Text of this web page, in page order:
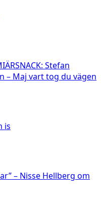
Stefan
– Maj vart tog du vägen
is
– Nisse Hellberg om